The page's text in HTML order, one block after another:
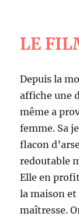
LE
Depuis la
affiche une
même a
femme. Sa
flacon
redoutable
Elle en
la maison
maîtresse.